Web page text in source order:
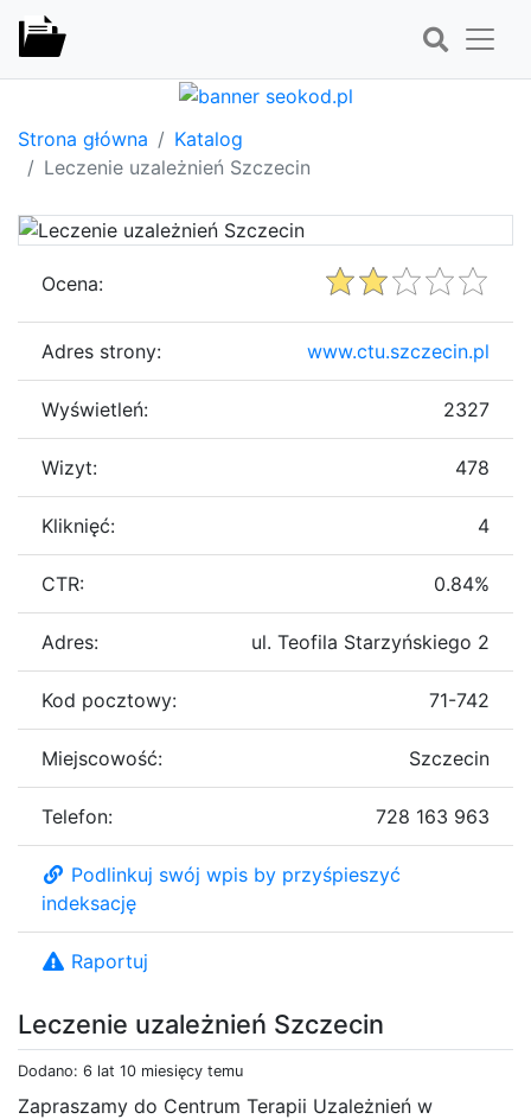
Strona główna
Katalog
Leczenie uzależnień Szczecin
Leczenie uzależnień Szczecin
Dodano: 6 lat 10 miesięcy temu
Zapraszamy do Centrum Terapii Uzależnień w
Ocena:
Adres strony: www.ctu.szczecin.pl
Wyświetleń: 2327
Wizyt: 478
Kliknięć: 4
CTR: 0.84%
Adres: ul. Teofila Starzyńskiego 2
Kod pocztowy: 71-742
Miejscowość: Szczecin
Telefon: 728 163 963
Podlinkuj swój wpis by przyśpieszyć
indeksację
Raportuj